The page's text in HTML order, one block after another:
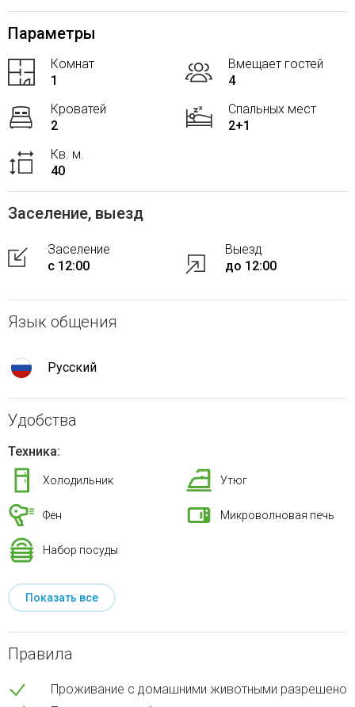
Параметры
Комнат
1
Вмещает гостей
4
Кроватей
2
Спальных мест
2+1
Кв. м.
40
Заселение, выезд
Заселение
с 12:00
Выезд
до 12:00
Язык общения
Русский
Удобства
Техника:
Холодильник Утюг
Фен Микроволновая печь
Набор посуды
Показать все
Правила
Проживание с домашними животными разрешено